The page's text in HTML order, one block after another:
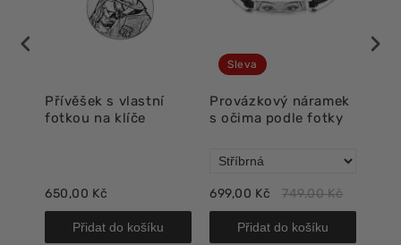
Přívěšek s vlastní
fotkou na klíče
650,00 Kč
Přidat do košíku
Sleva
Provázkový náramek
s očima podle fotky
699,00 Kč 749,00 Kč
Přidat do košíku